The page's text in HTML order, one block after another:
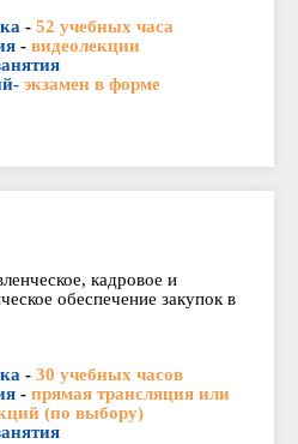
- 52 учебных часа
- видеолекции
экзамен в форме
кадровое и
обеспечение закупок в
- 30 учебных часов
- прямая трансляция или
(по выбору)